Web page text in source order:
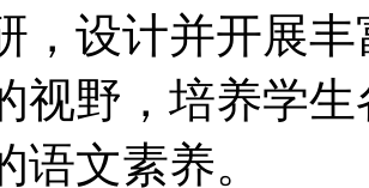
，设计并开展
视野，培养学
语文素养。